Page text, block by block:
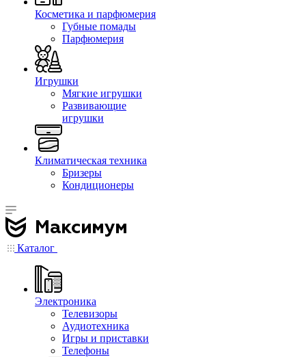
Косметика и парфюмерия
Губные помады
Парфюмерия
Игрушки
Мягкие игрушки
Развивающие
игрушки
Климатическая техника
Бризеры
Кондиционеры
Каталог
Электроника
Телевизоры
Аудиотехника
Игры и приставки
Телефоны